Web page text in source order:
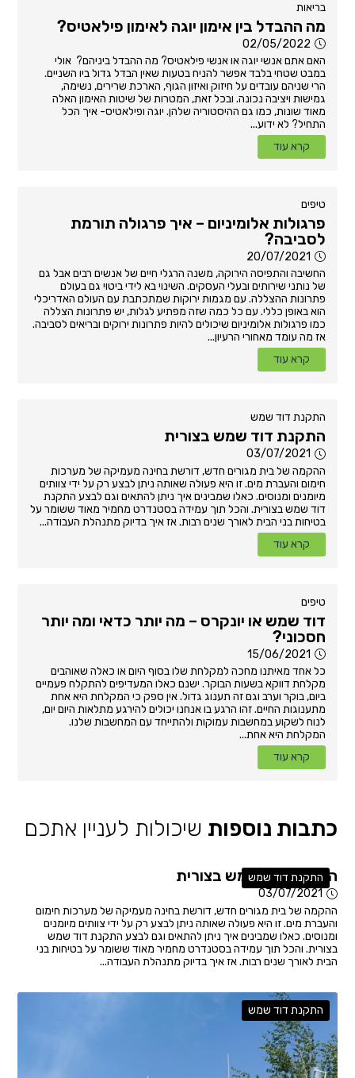
בריאות
מה ההבדל בין אימון יוגה לאימון פילאטיס?
02/05/2022
האם אתם אנשי יוגה או אנשי פילאטיס? מה ההבדל ביניהם? אולי
במבט שטחי בלבד אפשר להניח בטעות שאין הבדל גדול ביו השניים.
הרי שניהם עובדים על חיזוק ואיזון הגוף, הארכת שרירים, נשימה,
גמישות ויציבה נכונה. ובכל זאת, המטרות של שיטות האימון האלה
מאוד שונות, כמו גם ההיסטוריה שלהן. יוגה ופילאטיס- איך הכל
התחיל? לא ידוע...
קרא עוד
טיפים
פרגולות אלומיניום – איך פרגולה תורמת
לסביבה?
20/07/2021
החשיבה והתפיסה הירוקה, משנה הרגלי חיים של אנשים רבים אבל גם
של נותני שירותים ובעלי העסקים. השינוי בא לידי ביטוי גם בעולם
פתרונות ההצללה. עם מגמות ירוקות שמתכתבת עם העולם האדריכלי
הוא באופן כללי. עם כל כמה שזה מפתיע לגלות, יש פתרונות הצללה
כמו פרגולות אלומיניום שיכולים להיות פתרונות ירוקים ובריאים לסביבה.
אז מה עומד מאחורי הרעיון...
קרא עוד
התקנת דוד שמש
התקנת דוד שמש בצורית
03/07/2021
ההקמה של בית מגורים חדש, דורשת בחינה מעמיקה של מערכות
חימום והעברת מים. זו היא פעולה שאותה ניתן לבצע רק על ידי צוותים
מיומנים ומנוסים. כאלו שמבינים איך ניתן להתאים וגם לבצע התקנת
דוד שמש בצורית. והכל תוך עמידה בסטנדרט מחמיר מאוד ששומר על
בטיחות בני הבית לאורך שנים רבות. אז איך בדיוק מתנהלת העבודה...
קרא עוד
טיפים
דוד שמש או יונקרס – מה יותר כדאי ומה יותר
חסכוני?
15/06/2021
כל אחד מאיתנו מחכה למקלחת שלו בסוף היום או כאלה שאוהבים
מקלחת דווקא בשעות הבוקר. ישנם כאלו המעדיפים להתקלח פעמיים
ביום, בוקר וערב וגם זה תענוג גדול. אין ספק כי המקלחת היא אחת
מתענוגות החיים. זהו הרגע בו אנחנו יכולים להירגע מתלאות היום יום,
לנוח לשקוע במחשבות עמוקות ולהתייחד עם המחשבות שלנו.
המקלחת היא אחת...
קרא עוד
כתבות נוספות שיכולות לעניין אתכם
התקנת דוד שמש
התקנת דוד שמש בצורית
03/07/2021
ההקמה של בית מגורים חדש, דורשת בחינה מעמיקה של מערכות חימום
והעברת מים. זו היא פעולה שאותה ניתן לבצע רק על ידי צוותים מיומנים
ומנוסים. כאלו שמבינים איך ניתן להתאים וגם לבצע התקנת דוד שמש
בצורית. והכל תוך עמידה בסטנדרט מחמיר מאוד ששומר על בטיחות בני
הבית לאורך שנים רבות. אז איך בדיוק מתנהלת העבודה...
התקנת דוד שמש